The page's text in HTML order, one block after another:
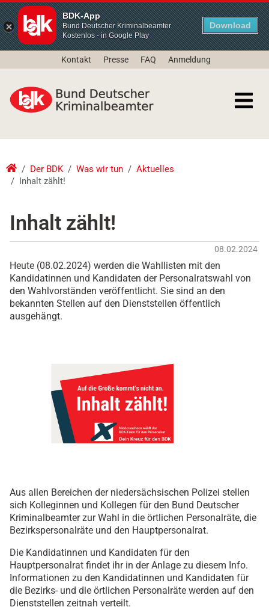
BDK-App
Bund Deutscher Kriminalbeamter
Kostenlos - in Google Play
Download
Kontakt Presse FAQ Anmeldung
Der BDK Was wir tun
Aktuelles
Inhalt zählt!
Inhalt zählt!
08.02.2024
Heute (08.02.2024) werden die Wahllisten mit den
Kandidatinnen und Kandidaten der Personalratswahl von
den Wahlvorständen veröffentlicht. Sie sind an den
bekannten Stellen auf den Dienststellen öffentlich
ausgehängt.
Aus allen Bereichen der niedersächsischen Polizei stellen
sich Kolleginnen und Kollegen für den Bund Deutscher
Kriminalbeamter zur Wahl in die örtlichen Personalräte, die
Bezirkspersonalräte und den Hauptpersonalrat.
Die Kandidatinnen und Kandidaten für den
Hauptpersonalrat findet ihr in der Anlage zu diesem Info.
Informationen zu den Kandidatinnen und Kandidaten für
die Bezirks- und die örtlichen Personalräte werden auf den
Dienststellen zeitnah verteilt.